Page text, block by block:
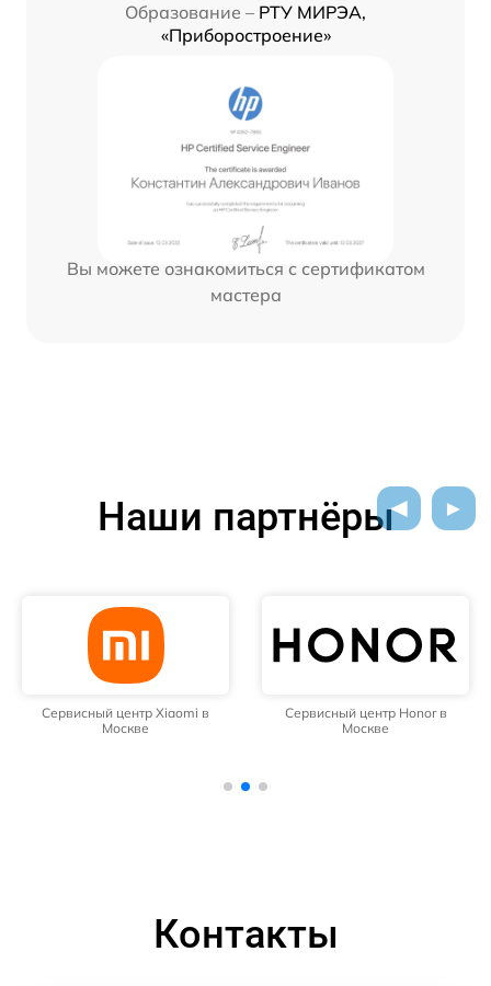
Образование – РТУ МИРЭА,
«Приборостроение»
Вы можете ознакомиться с сертификатом
мастера
Наши партнёры
Сервисный центр Xiaomi в
Москве
Сервисный центр Honor в
Москве
Контакты